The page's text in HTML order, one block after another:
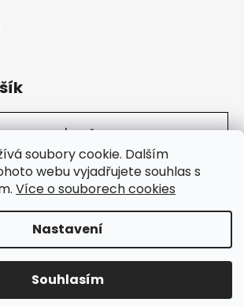
soubory cookie. Dalším
webu vyjadřujete souhlas s
Více o souborech cookies
Nastavení
Souhlasím
0KS /0 KČ
Super Hity. Všechna práva vyhrazena.